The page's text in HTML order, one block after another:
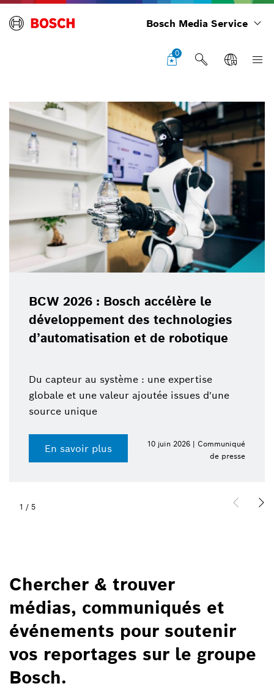
Bosch Media Service
0
BCW 2026 : Bosch accélère le
développement des technologies
d’automatisation et de robotique
Du capteur au système : une expertise
globale et une valeur ajoutée issues d'une
source unique
En savoir plus
10 juin 2026 | Communiqué
de presse
1 / 5
Chercher & trouver
médias, communiqués et
événements pour soutenir
vos reportages sur le groupe
Bosch.